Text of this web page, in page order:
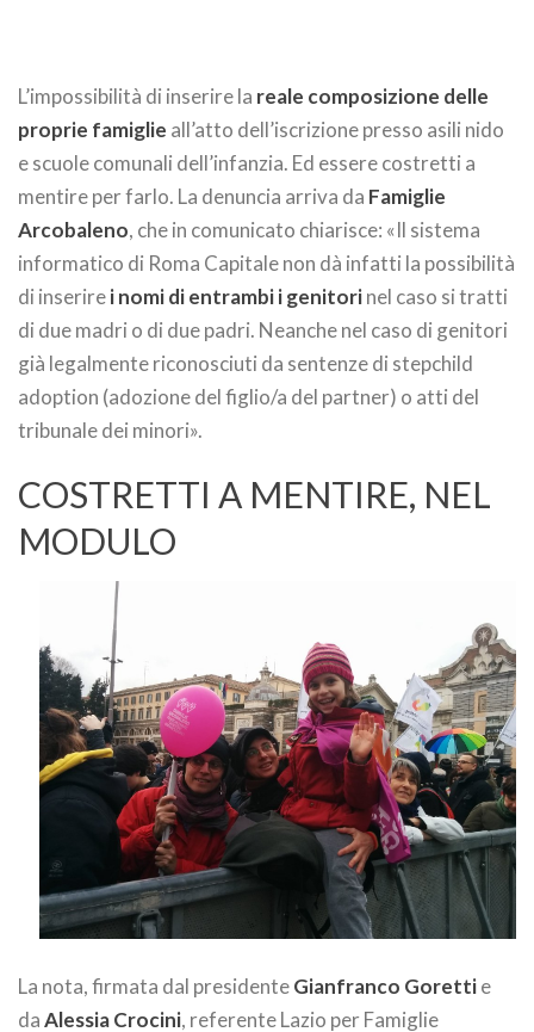
L’impossibilità di inserire la reale composizione delle
proprie famiglie all’atto dell’iscrizione presso asili nido
e scuole comunali dell’infanzia. Ed essere costretti a
mentire per farlo. La denuncia arriva da Famiglie
Arcobaleno, che in comunicato chiarisce: «Il sistema
informatico di Roma Capitale non dà infatti la possibilità
di inserirei nomi di entrambi i genitorinel caso si tratti
di due madri o di due padri. Neanche nel caso di genitori
già legalmente riconosciuti da sentenze di stepchild
adoption (adozione del figlio/a del partner) o atti del
tribunale dei minori».
COSTRETTI A MENTIRE, NEL
MODULO
La nota, firmata dal presidenteGianfranco Gorettie
daAlessia Crocini, referente Lazio per Famiglie